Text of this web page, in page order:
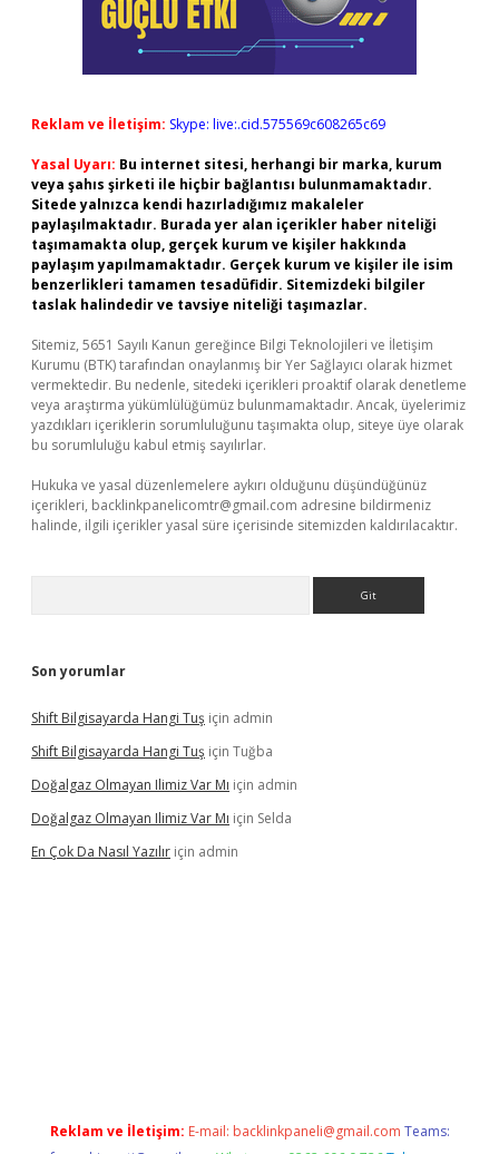
Reklam ve İletişim: Skype: live:.cid.575569c608265c69
Yasal Uyarı: Bu internet sitesi, herhangi bir marka, kurum
veya şahıs şirketi ile hiçbir bağlantısı bulunmamaktadır.
Sitede yalnızca kendi hazırladığımız makaleler
paylaşılmaktadır. Burada yer alan içerikler haber niteliği
taşımamakta olup, gerçek kurum ve kişiler hakkında
paylaşım yapılmamaktadır. Gerçek kurum ve kişiler ile isim
benzerlikleri tamamen tesadüfidir. Sitemizdeki bilgiler
taslak halindedir ve tavsiye niteliği taşımazlar.
Sitemiz, 5651 Sayılı Kanun gereğince Bilgi Teknolojileri ve İletişim
Kurumu (BTK) tarafından onaylanmış bir Yer Sağlayıcı olarak hizmet
vermektedir. Bu nedenle, sitedeki içerikleri proaktif olarak denetleme
veya araştırma yükümlülüğümüz bulunmamaktadır. Ancak, üyelerimiz
yazdıkları içeriklerin sorumluluğunu taşımakta olup, siteye üye olarak
bu sorumluluğu kabul etmiş sayılırlar.
Hukuka ve yasal düzenlemelere aykırı olduğunu düşündüğünüz
içerikleri, backlinkpanelicomtr@gmail.com adresine bildirmeniz
halinde, ilgili içerikler yasal süre içerisinde sitemizden kaldırılacaktır.
Son yorumlar
Shift Bilgisayarda Hangi Tuş için admin
Shift Bilgisayarda Hangi Tuş için Tuğba
Doğalgaz Olmayan Ilimiz Var Mı için admin
Doğalgaz Olmayan Ilimiz Var Mı için Selda
En Çok Da Nasıl Yazılır için admin
Reklam ve İletişim: E-mail: backlinkpaneli@gmail.com Teams: